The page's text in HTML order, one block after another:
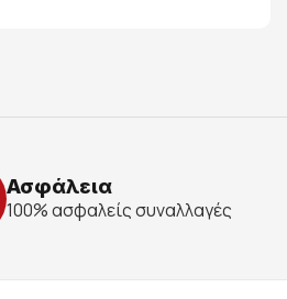
Ασφάλεια
100% ασφαλείς συναλλαγές